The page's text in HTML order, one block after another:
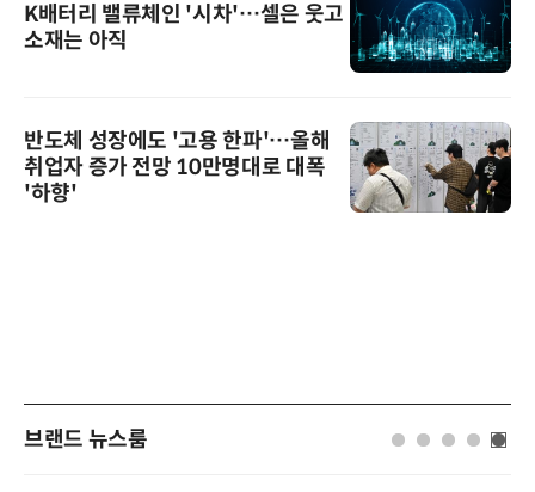
K배터리 밸류체인 '시차'…셀은 웃고
소재는 아직
반도체 성장에도 '고용 한파'…올해
취업자 증가 전망 10만명대로 대폭
'하향'
브랜드 뉴스룸